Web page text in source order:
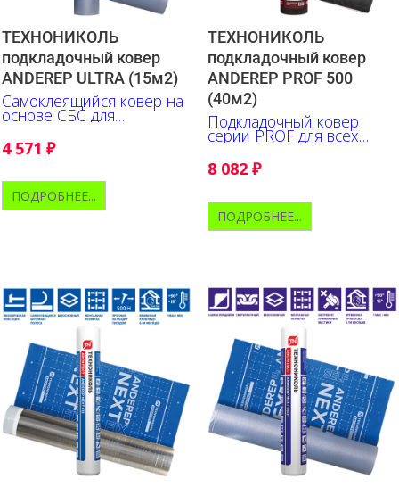
ТЕХНОНИКОЛЬ
подкладочный ковер
ANDEREP ULTRA (15м2)
Самоклеящийся ковер на
основе СБС для
гидроизоляции мест
наиболее вероятных
протечек
4 571 ₽
ПОДРОБНЕЕ...
ТЕХНОНИКОЛЬ
подкладочный ковер
ANDEREP PROF 500
(40м2)
Подкладочный ковер
серии PROF для всех
типов битумной черепицы
8 082 ₽
ПОДРОБНЕЕ...